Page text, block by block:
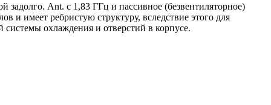
задолго. Ant. с 1,83 ГГц и пассивное (безвентиляторное)
и имеет ребристую структуру, вследствие этого для
системы охлаждения и отверстий в корпусе.